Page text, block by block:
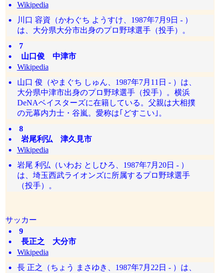
Wikipedia
川口 容資（かわぐち ようすけ、1987年7月9日 - ）
は、大分県大分市出身のプロ野球選手（投手）。
7
山口俊 中津市
Wikipedia
山口 俊（やまぐち しゅん、1987年7月11日 - ）は、
大分県中津市出身のプロ野球選手（投手）。横浜
DeNAベイスターズに在籍している。父親は大相撲
の元幕内力士・谷嵐。愛称は｢どすこい｣。
8
岩尾利弘 津久見市
Wikipedia
岩尾 利弘（いわお としひろ、1987年7月20日 - ）
は、埼玉西武ライオンズに所属するプロ野球選手
（投手）。
サッカー
9
長正之 大分市
Wikipedia
長 正之（ちょう まさゆき、1987年7月22日 - ）は、